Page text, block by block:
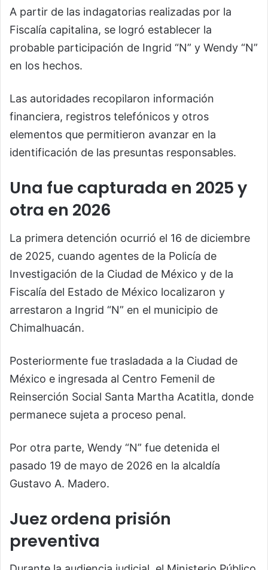
A partir de las indagatorias realizadas por la
Fiscalía capitalina, se logró establecer la
probable participación de Ingrid “N” y Wendy “N”
en los hechos.
Las autoridades recopilaron información
financiera, registros telefónicos y otros
elementos que permitieron avanzar en la
identificación de las presuntas responsables.
Una fue capturada en 2025 y
otra en 2026
La primera detención ocurrió el 16 de diciembre
de 2025, cuando agentes de la Policía de
Investigación de la Ciudad de México y de la
Fiscalía del Estado de México localizaron y
arrestaron a Ingrid “N” en el municipio de
Chimalhuacán.
Posteriormente fue trasladada a la Ciudad de
México e ingresada al Centro Femenil de
Reinserción Social Santa Martha Acatitla, donde
permanece sujeta a proceso penal.
Por otra parte, Wendy “N” fue detenida el
pasado 19 de mayo de 2026 en la alcaldía
Gustavo A. Madero.
Juez ordena prisión
preventiva